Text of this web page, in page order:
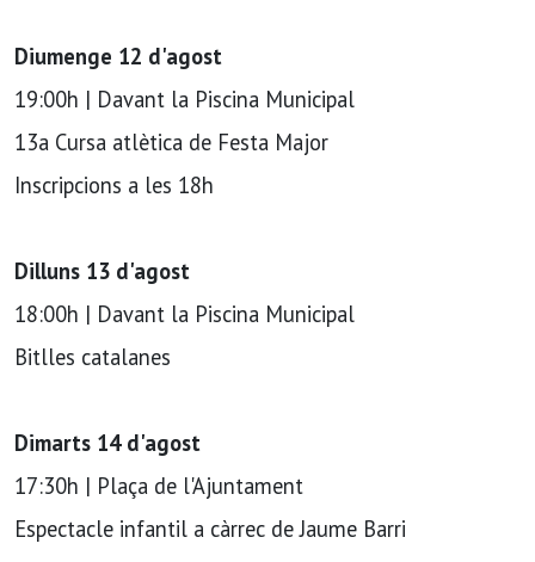
Diumenge 12 d'agost
19:00h | Davant la Piscina Municipal
13a Cursa atlètica de Festa Major
Inscripcions a les 18h
Dilluns 13 d'agost
18:00h | Davant la Piscina Municipal
Bitlles catalanes
Dimarts 14 d'agost
17:30h | Plaça de l'Ajuntament
Espectacle infantil a càrrec de Jaume Barri